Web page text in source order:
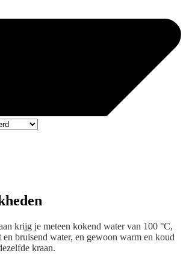
krijg je meteen kokend water van 100 °C,
bruisend water, en gewoon warm en koud
kraan.